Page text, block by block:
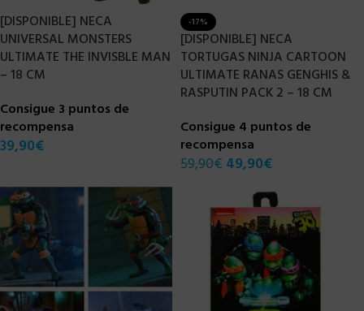
[DISPONIBLE] NECA
UNIVERSAL MONSTERS
ULTIMATE THE INVISBLE MAN
– 18 CM
Consigue 3 puntos de
recompensa
39,90€
-17%
[DISPONIBLE] NECA
TORTUGAS NINJA CARTOON
ULTIMATE RANAS GENGHIS &
RASPUTIN PACK 2 – 18 CM
Consigue 4 puntos de
recompensa
59,90€ 49,90€